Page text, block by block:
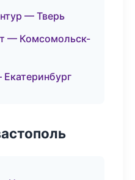
— Тверь
— Комсомольск-